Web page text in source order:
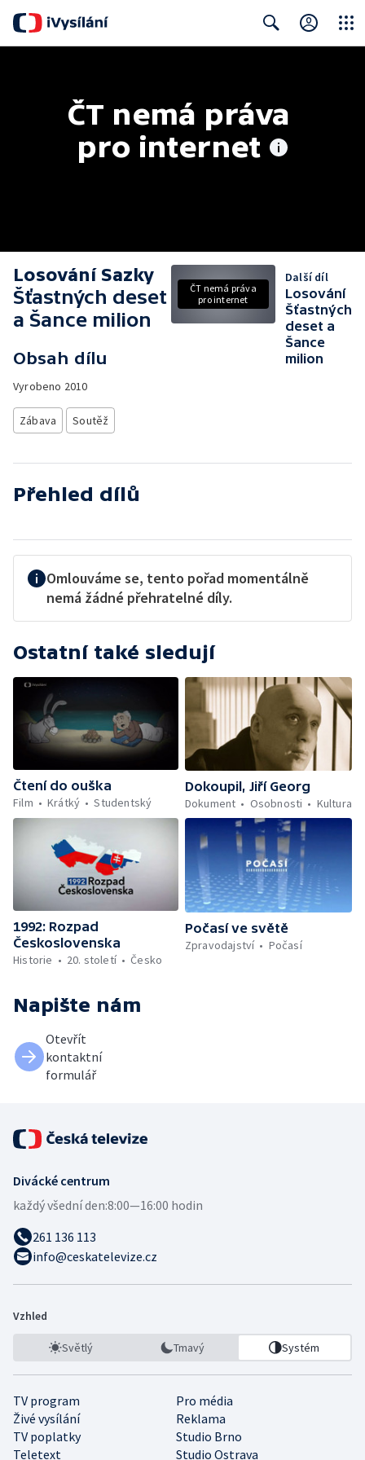
ČT nemá práva
pro internet
Losování Sazky
Šťastných deset
a Šance milion
Obsah dílu
Vyrobeno 2010
Zábava Soutěž
ČT nemá práva
pro internet
Další díl
Losování
Šťastných
deset a
Šance
milion
Přehled dílů
Omlouváme se, tento pořad momentálně
nemá žádné přehratelné díly.
Ostatní také sledují
Čtení do ouška
Film
Krátký Studentský
Dokoupil, Jiří Georg
Dokument
Osobnosti Kultura
1992: Rozpad
Československa
Historie
20. století Česko
Počasí ve světě
Zpravodajství
Počasí
Napište nám
Otevřít
kontaktní
formulář
Divácké centrum
každý všední den:8:00—16:00 hodin
261 136 113
info@ceskatelevize.cz
Vzhled
Světlý Tmavý Systém
TV program
Pro média
Živé vysílání
Reklama
TV poplatky
Studio Brno
Teletext
Studio Ostrava